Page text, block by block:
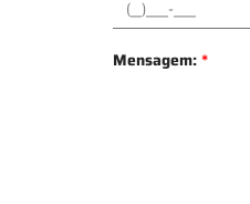
Mensagem:*